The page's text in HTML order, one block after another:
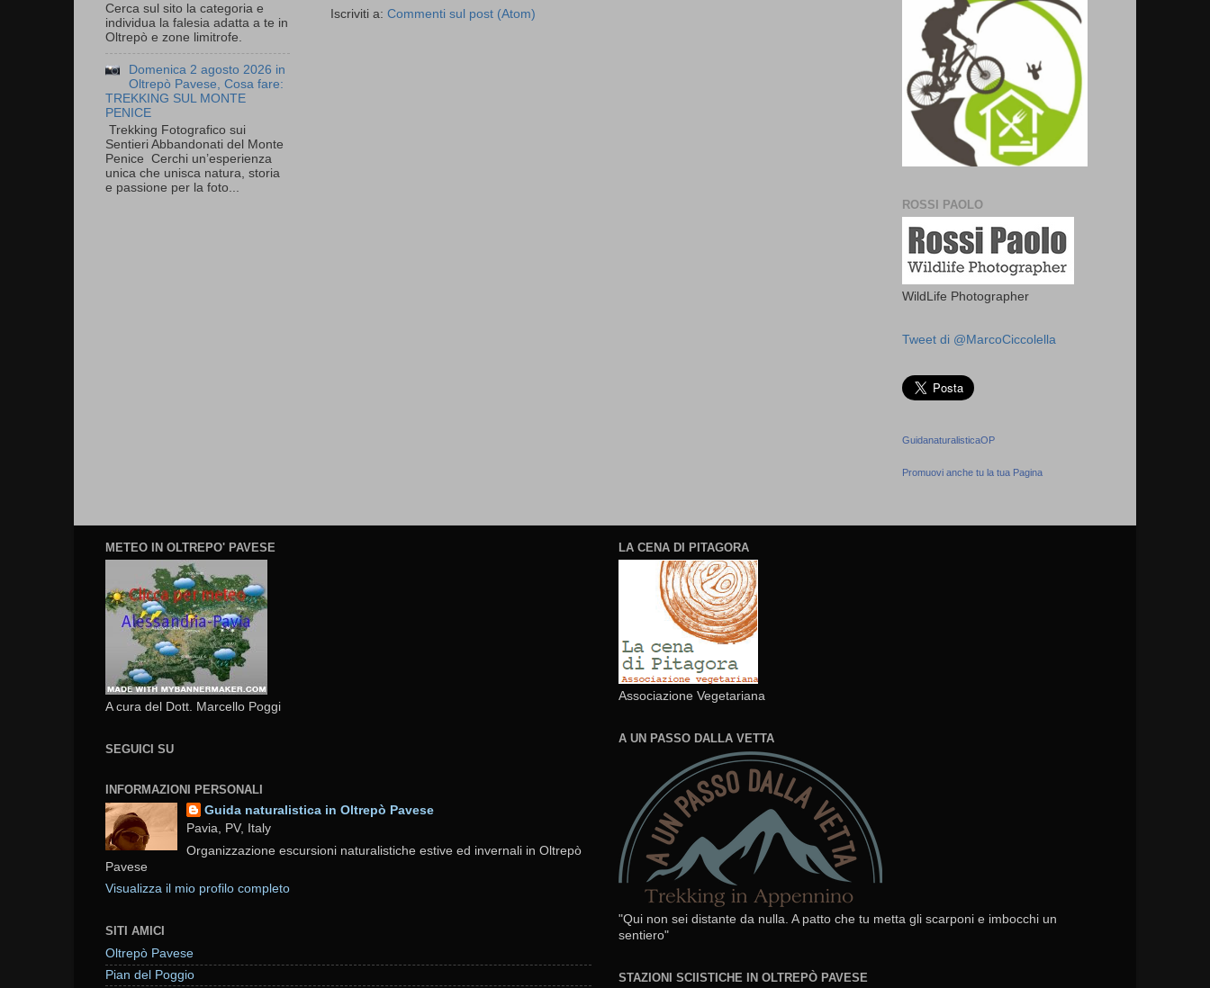
Iscriviti a: Commenti sul post (Atom)
Cerca sul sito la categoria e
individua la falesia adatta a te in
Oltrepò e zone limitrofe.
Domenica 2 agosto 2026 in
Oltrepò Pavese, Cosa fare:
TREKKING SUL MONTE
PENICE
Trekking Fotografico sui
Sentieri Abbandonati del Monte
Penice Cerchi un’esperienza
unica che unisca natura, storia
e passione per la foto...
ROSSI PAOLO
WildLife Photographer
Tweet di @MarcoCiccolella
GuidanaturalisticaOP
Promuovi anche tu la tua Pagina
METEO IN OLTREPO' PAVESE
A cura del Dott. Marcello Poggi
SEGUICI SU
INFORMAZIONI PERSONALI
Guida naturalistica in Oltrepò Pavese
Pavia, PV, Italy
Organizzazione escursioni naturalistiche estive ed invernali in Oltrepò
Pavese
Visualizza il mio profilo completo
SITI AMICI
Oltrepò Pavese
Pian del Poggio
LA CENA DI PITAGORA
Associazione Vegetariana
A UN PASSO DALLA VETTA
"Qui non sei distante da nulla. A patto che tu metta gli scarponi e imbocchi un
sentiero"
STAZIONI SCIISTICHE IN OLTREPÒ PAVESE